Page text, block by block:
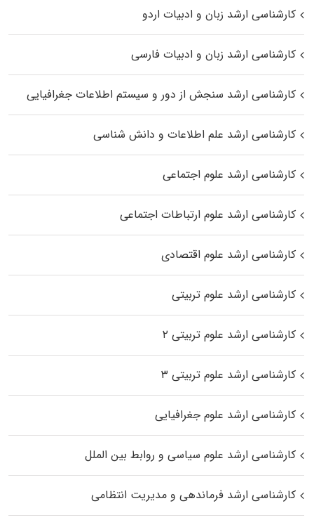
کارشناسی ارشد زبان و ادبیات اردو
کارشناسی ارشد زبان و ادبیات فارسی
کارشناسی ارشد سنجش از دور و سیستم اطلاعات جغرافیایی
کارشناسی ارشد علم اطلاعات و دانش شناسی
کارشناسی ارشد علوم اجتماعی
کارشناسی ارشد علوم ارتباطات اجتماعی
کارشناسی ارشد علوم اقتصادی
کارشناسی ارشد علوم تربیتی
کارشناسی ارشد علوم تربیتی ۲
کارشناسی ارشد علوم تربیتی ۳
کارشناسی ارشد علوم جغرافیایی
کارشناسی ارشد علوم سیاسی و روابط بین الملل
کارشناسی ارشد فرماندهی و مدیریت انتظامی